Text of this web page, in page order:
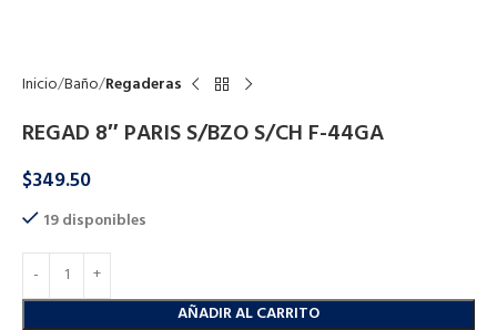
Inicio Baño Regaderas
REGAD 8″ PARIS S/BZO S/CH F-44GA
$349.50
19 disponibles
AÑADIR AL CARRITO